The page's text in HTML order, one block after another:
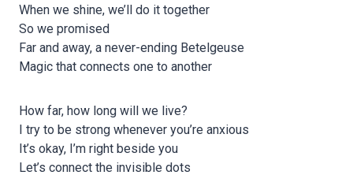
When we shine, we’ll do it together
So we promised
Far and away, a never-ending Betelgeuse
Magic that connects one to another
How far, how long will we live?
I try to be strong whenever you’re anxious
It’s okay, I’m right beside you
Let’s connect the invisible dots